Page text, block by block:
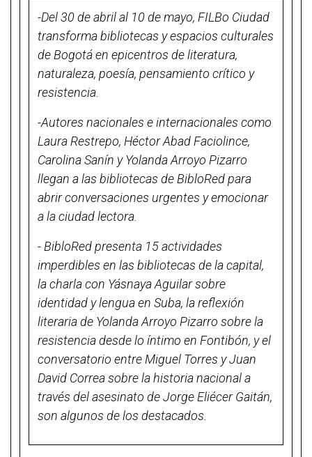
-Del 30 de abril al 10 de mayo, FILBo Ciudad
transforma bibliotecas y espacios culturales
de Bogotá en epicentros de literatura,
naturaleza, poesía, pensamiento crítico y
resistencia.
-Autores nacionales e internacionales como
Laura Restrepo, Héctor Abad Faciolince,
Carolina Sanín y Yolanda Arroyo Pizarro
llegan a las bibliotecas de BibloRed para
abrir conversaciones urgentes y emocionar
a la ciudad lectora.
- BibloRed presenta 15 actividades
imperdibles en las bibliotecas de la capital,
la charla con Yásnaya Aguilar sobre
identidad y lengua en Suba, la reflexión
literaria de Yolanda Arroyo Pizarro sobre la
resistencia desde lo íntimo en Fontibón, y el
conversatorio entre Miguel Torres y Juan
David Correa sobre la historia nacional a
través del asesinato de Jorge Eliécer Gaitán,
son algunos de los destacados.